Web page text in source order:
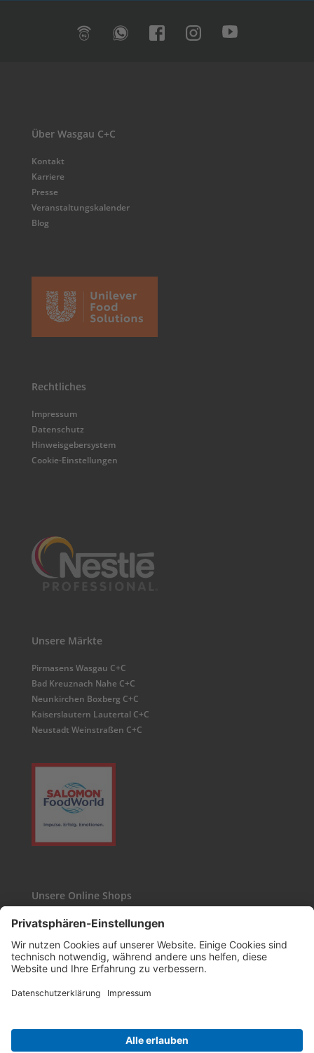
Über Wasgau C+C
Kontakt
Karriere
Presse
Veranstaltungskalender
Blog
Rechtliches
Impressum
Datenschutz
Hinweisgebersystem
Cookie-Einstellungen
Unsere Märkte
Pirmasens Wasgau C+C
Bad Kreuznach Nahe C+C
Neunkirchen Boxberg C+C
Kaiserslautern Lautertal C+C
Neustadt Weinstraßen C+C
Unsere Online Shops
Kaffee24
Wasgau-Weinshop